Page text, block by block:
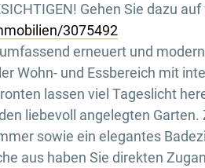
Gehen Sie dazu
3075492
erneuert und
Wohn- und Essbereich mit
lassen viel Tageslicht
liebevoll angelegten Garten.
sowie ein elegantes
aus haben Sie direkten